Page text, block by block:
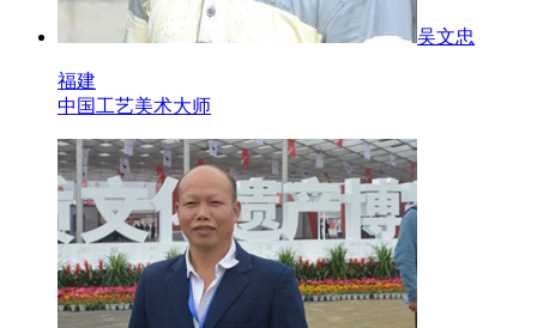
吴文忠
福建
中国工艺美术大师